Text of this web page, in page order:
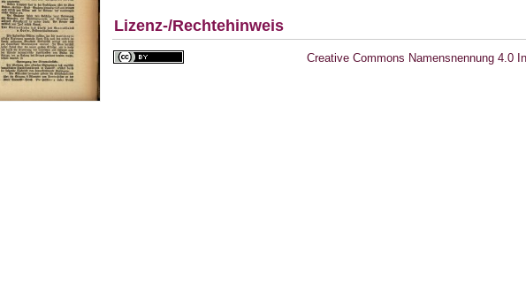
Lizenz-/Rechtehinweis
Creative Commons Namensnennung 4.0